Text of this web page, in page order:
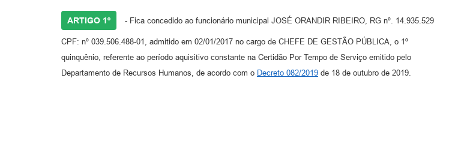
ARTIGO 1º - Fica concedido ao funcionário municipal JOSÉ ORANDIR RIBEIRO, RG nº. 14.935.529
CPF: nº 039.506.488-01, admitido em 02/01/2017 no cargo de CHEFE DE GESTÃO PÚBLICA, o 1º
quinquênio, referente ao período aquisitivo constante na Certidão Por Tempo de Serviço emitido pelo
Departamento de Recursos Humanos, de acordo com o Decreto 082/2019 de 18 de outubro de 2019.